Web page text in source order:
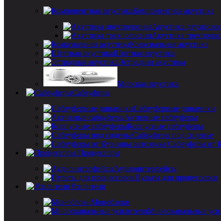
Компонентная акустика
Акустика
Акустика
Коаксиальная акустика
Штатная акустика
Эстрадная акустика
Морская акустика
Сабвуферы
Сабвуферные динамики
Активные сабвуферы
Корпусные сабвуферы
Сабвуферы под сиденье
Сабвуферы от
Процессоры
Аудиоинтерфейсы
Пульты для процессоров
Усилители
Моноблоки
Многоканальные